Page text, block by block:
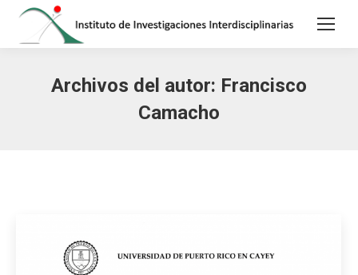
Archivos del autor: Francisco
Camacho